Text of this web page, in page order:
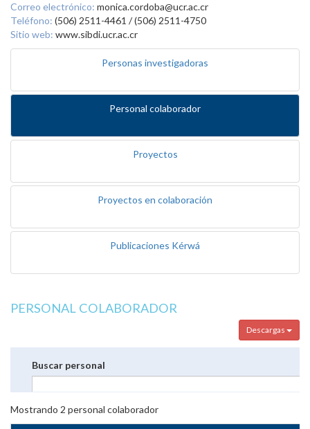
Correo electrónico: monica.cordoba@ucr.ac.cr
Teléfono: (506) 2511-4461 / (506) 2511-4750
Sitio web: www.sibdi.ucr.ac.cr
Personas investigadoras
Personal colaborador
Proyectos
Proyectos en colaboración
Publicaciones Kérwá
PERSONAL COLABORADOR
Descargas
Buscar personal
Mostrando 2 personal colaborador